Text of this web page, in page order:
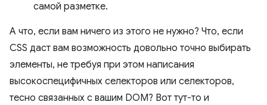
самой разметке.
А что, если вам ничего из этого не нужно? Что, если
CSS даст вам возможность довольно точно выбирать
элементы, не требуя при этом написания
высокоспецифичных селекторов или селекторов,
тесно связанных с вашим DOM? Вот тут-то и